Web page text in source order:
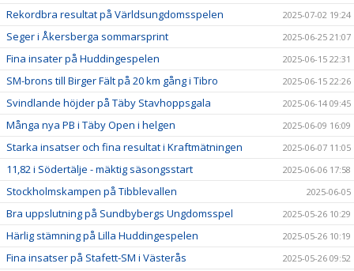
Rekordbra resultat på Världsungdomsspelen 2025-07-02 19:24
Seger i Åkersberga sommarsprint 2025-06-25 21:07
Fina insater på Huddingespelen 2025-06-15 22:31
SM-brons till Birger Fält på 20 km gång i Tibro 2025-06-15 22:26
Svindlande höjder på Täby Stavhoppsgala 2025-06-14 09:45
Många nya PB i Täby Open i helgen 2025-06-09 16:09
Starka insatser och fina resultat i Kraftmätningen 2025-06-07 11:05
11,82 i Södertälje - mäktig säsongsstart 2025-06-06 17:58
Stockholmskampen på Tibblevallen 2025-06-05
Bra uppslutning på Sundbybergs Ungdomsspel 2025-05-26 10:29
Härlig stämning på Lilla Huddingespelen 2025-05-26 10:19
Fina insatser på Stafett-SM i Västerås 2025-05-26 09:52